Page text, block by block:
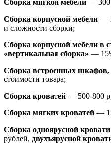
Сборка мягкой мебели —
Сборка корпусной мебели —
и сложности сборки;
Сборка корпусной мебели в
«вертикальная сборка» —
Сборка встроенных шкафов,
стоимости товара;
Сборка кроватей — 500-800
Сборка мягких кроватей —
Сборка одноярусной
рублей, двухъярусной